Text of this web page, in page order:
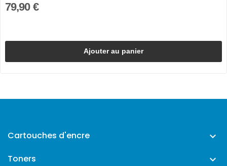
79,90 €
Ajouter au panier
Cartouches d'encre 
Toners 